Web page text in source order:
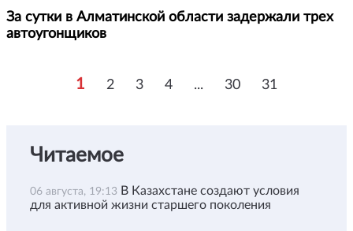
За сутки в Алматинской области задержали трех
автоугонщиков
1 2 3 4 ... 30 31
Читаемое
06 августа, 19:13 В Казахстане создают условия
для активной жизни старшего поколения